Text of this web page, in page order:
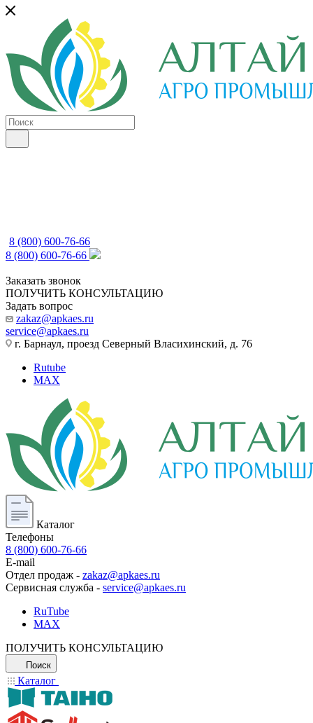
8 (800) 600-76-66
8 (800) 600-76-66
Заказать звонок
ПОЛУЧИТЬ КОНСУЛЬТАЦИЮ
Задать вопрос
zakaz@apkaes.ru
service@apkaes.ru
г. Барнаул, проезд Северный Власихинский, д. 76
Rutube
MAX
Каталог
Телефоны
8 (800) 600-76-66
E-mail
Отдел продаж - zakaz@apkaes.ru
Сервисная служба - service@apkaes.ru
RuTube
MAX
ПОЛУЧИТЬ КОНСУЛЬТАЦИЮ
Поиск
Каталог